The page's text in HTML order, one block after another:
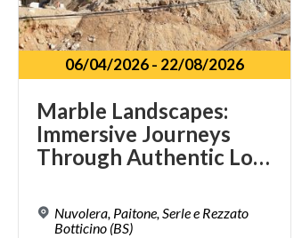
06/04/2026- 22/08/2026
Marble Landscapes:
Immersive Journeys
Through Authentic Lombardy
Nuvolera, Paitone, Serle e Rezzato
Botticino (BS)